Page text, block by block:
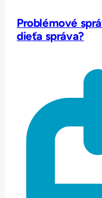
Problémové
dieťa správa?